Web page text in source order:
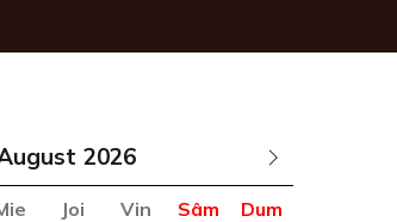
Joi Vin Sâm
Dum